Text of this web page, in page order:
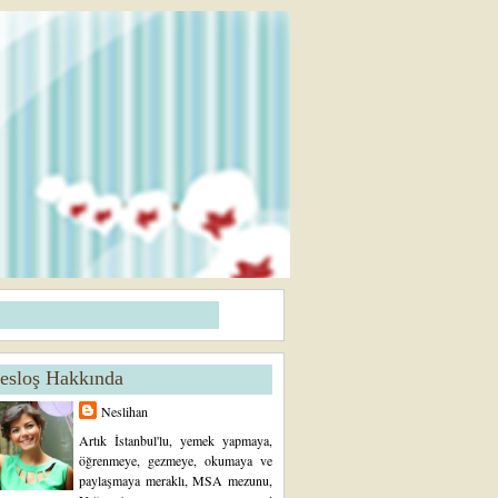
Hakkında
Neslihan
Artık İstanbul'lu, yemek yapmaya,
öğrenmeye, gezmeye, okumaya ve
paylaşmaya meraklı, MSA mezunu,